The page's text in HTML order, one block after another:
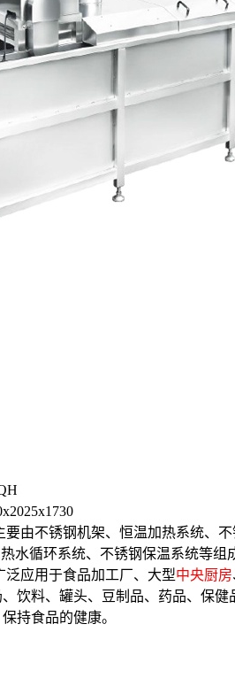
要由不锈钢机架、恒温加热系统、
水循环系统、不锈钢保温系统等组
泛应用于食品加工厂、大型中央厨房
饮料、罐头、豆制品、药品、保健
持食品的健康。